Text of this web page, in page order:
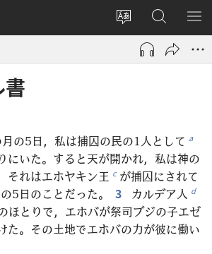
サ
ト
変
え
る
ロ
グ
ン
タ
ブ
で
開
く）
JW.ORG
の
検
メ
を
の5日，私は捕囚の民の1人として a
にいた。すると天が開かれ，私は神の
それはエホヤキン王 c が捕囚にされて
5日のことだった。
3 カルデア人 d
ほとりで，エホバが祭司ブジの子エゼ
た。その土地でエホバの力が彼に働い